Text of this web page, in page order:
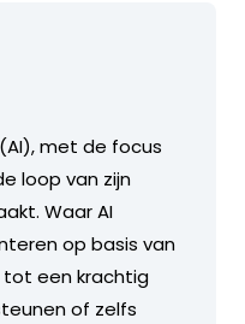
met de focus
loop van zijn
Waar AI
op basis van
tot een krachtig
of zelfs